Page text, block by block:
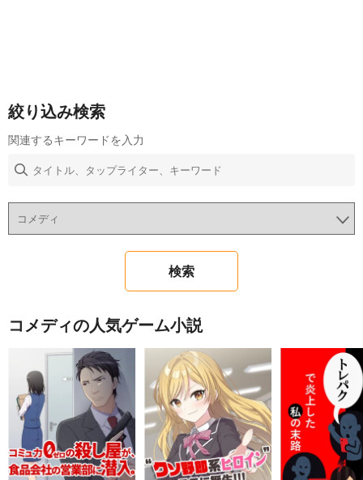
絞り込み検索
関連するキーワードを入力
コメディの人気ゲーム小説